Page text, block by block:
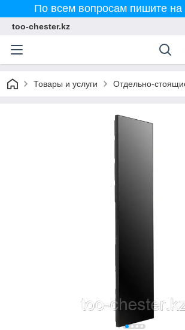
По всем вопросам пишите на
too-chester.kz
Товары и услуги Отдельно-